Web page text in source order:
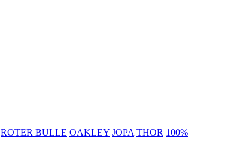
ROTER BULLE OAKLEY JOPA THOR 100%